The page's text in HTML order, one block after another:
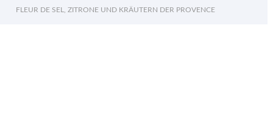
FLEUR DE SEL, ZITRONE UND KRÄUTERN DER PROVENCE